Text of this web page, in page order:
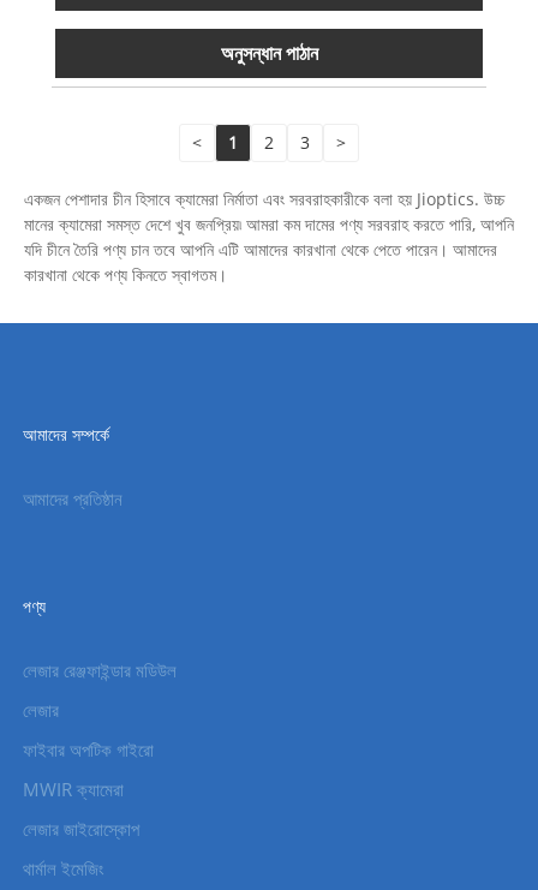
অনুসন্ধান পাঠান
< 1 2 3 >
একজন পেশাদার চীন হিসাবে ক্যামেরা নির্মাতা এবং সরবরাহকারীকে বলা হয় Jioptics. উচ্চ
মানের ক্যামেরা সমস্ত দেশে খুব জনপ্রিয়৷ আমরা কম দামের পণ্য সরবরাহ করতে পারি, আপনি
যদি চীনে তৈরি পণ্য চান তবে আপনি এটি আমাদের কারখানা থেকে পেতে পারেন। আমাদের
কারখানা থেকে পণ্য কিনতে স্বাগতম।
আমাদের সম্পর্কে
আমাদের প্রতিষ্ঠান
পণ্য
লেজার রেঞ্জফাইন্ডার মডিউল
লেজার
ফাইবার অপটিক গাইরো
MWIR ক্যামেরা
লেজার জাইরোস্কোপ
থার্মাল ইমেজিং